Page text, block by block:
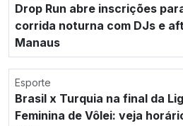
Drop Run abre inscrições
corrida noturna com DJs e
Manaus
Esporte
Brasil x Turquia na final da
Feminina de Vôlei: veja